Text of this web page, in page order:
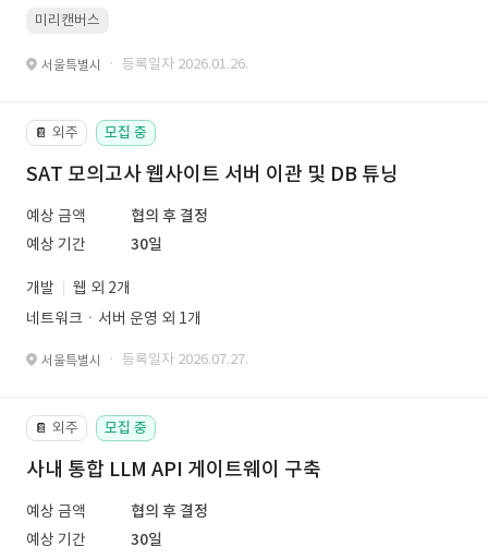
미리캔버스
서울특별시 · 등록일자 2026.01.26.
📔 외주 모집 중
SAT 모의고사 웹사이트 서버 이관 및 DB 튜닝
예상 금액
협의 후 결정
예상 기간
30일
개발
웹 외 2개
네트워크ㆍ서버 운영 외 1개
서울특별시 · 등록일자 2026.07.27.
📔 외주 모집 중
사내 통합 LLM API 게이트웨이 구축
예상 금액
협의 후 결정
예상 기간
30일